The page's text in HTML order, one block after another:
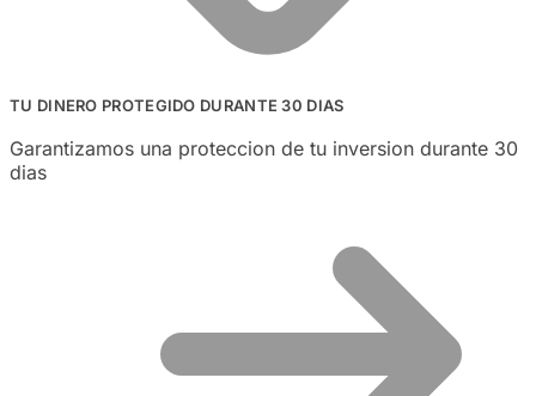
TU DINERO PROTEGIDO DURANTE 30 DIAS
Garantizamos una proteccion de tu inversion durante 30
dias